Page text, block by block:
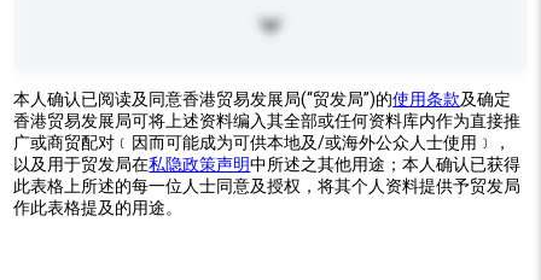
本人确认已阅读及同意香港贸易发展局(“贸发局”)的使用条款及确定
香港贸易发展局可将上述资料编入其全部或任何资料库内作为直接推
广或商贸配对﹝因而可能成为可供本地及/或海外公众人士使用﹞，
以及用于贸发局在私隐政策声明中所述之其他用途；本人确认已获得
此表格上所述的每一位人士同意及授权，将其个人资料提供予贸发局
作此表格提及的用途。